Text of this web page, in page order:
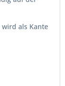
wird als Kante